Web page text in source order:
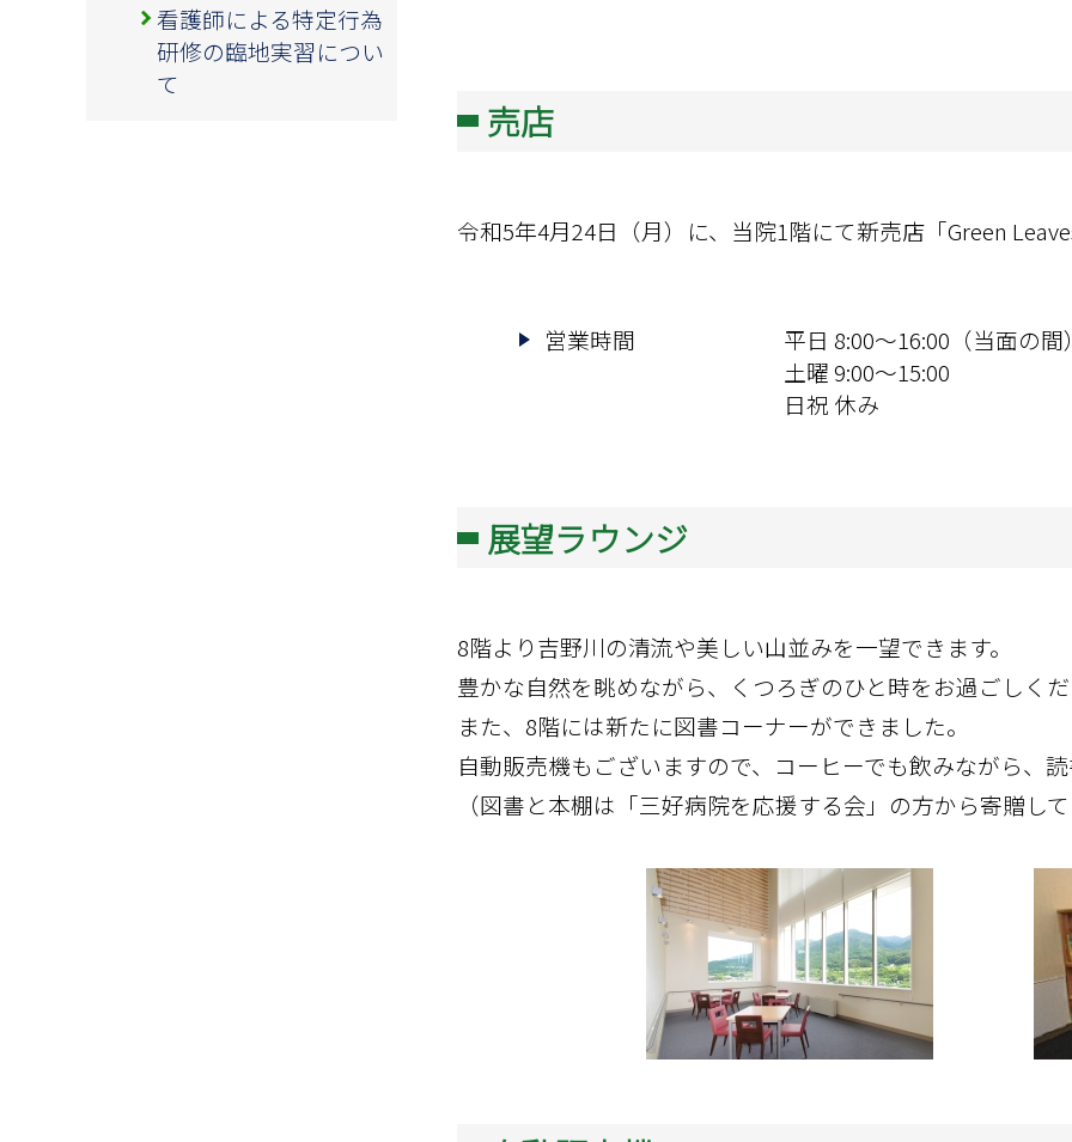
看護師による特定行為
研修の臨地実習につい
て
売店
令和5年4月24日（月）に、当院1階にて新売店「Green
営業時間
平日 8:00～16:00（当面の間
土曜 9:00～15:00
日祝 休み
展望ラウンジ
8階より吉野川の清流や美しい山並みを一望できます。
豊かな自然を眺めながら、くつろぎのひと時をお過ごしく
また、8階には新たに図書コーナーができました。
自動販売機もございますので、コーヒーでも飲みながら、
（図書と本棚は「三好病院を応援する会」の方から寄贈し